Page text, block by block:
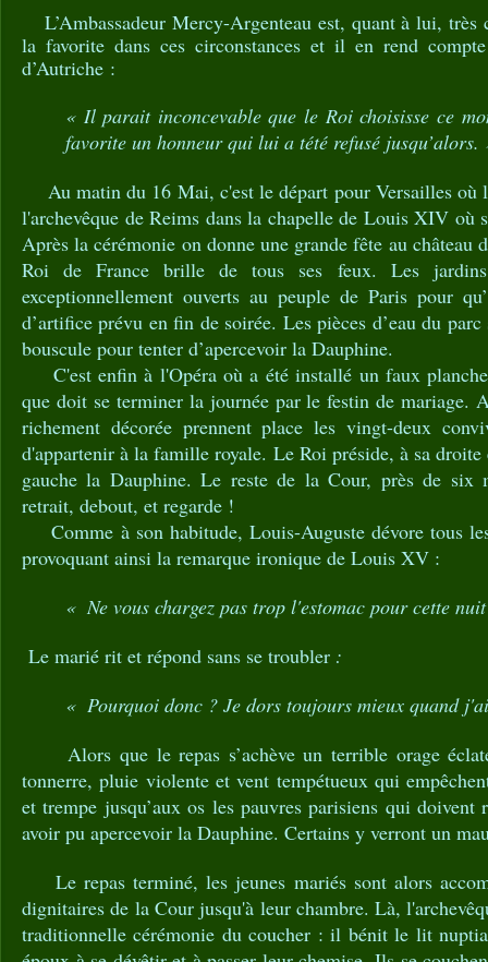
L’Ambassadeur Mercy-Argenteau est, quant à lui, très
la favorite dans ces circonstances et il en rend
d’Autriche :
« Il parait inconcevable que le Roi choisisse ce
favorite un honneur qui lui a tété refusé
Au matin du 16 Mai, c'est le départ pour Versailles où
l'archevêque de Reims dans la chapelle de Louis XIV où
Après la cérémonie on donne une grande fête au château
Roi de France brille de tous ses feux. Les
exceptionnellement ouverts au peuple de Paris pour
d’artifice prévu en fin de soirée. Les pièces d’eau du
bouscule pour tenter d’apercevoir la Dauphine.
C'est enfin à l'Opéra où a été installé un faux
que doit se terminer la journée par le festin de mariage.
richement décorée prennent place les vingt-deux
d'appartenir à la famille royale. Le Roi préside, à sa droite
gauche la Dauphine. Le reste de la Cour, près de
retrait, debout, et regarde !
Comme à son habitude, Louis-Auguste dévore tous
provoquant ainsi la remarque ironique de Louis XV :
« Ne vous chargez pas trop l'estomac pour cette
Le marié rit et répond sans se troubler :
« Pourquoi donc ? Je dors toujours mieux quand
Alors que le repas s’achève un terrible orage
tonnerre, pluie violente et vent tempétueux qui
et trempe jusqu’aux os les pauvres parisiens qui doivent
avoir pu apercevoir la Dauphine. Certains y verront un
Le repas terminé, les jeunes mariés sont alors
dignitaires de la Cour jusqu'à leur chambre. Là,
traditionnelle cérémonie du coucher : il bénit le lit